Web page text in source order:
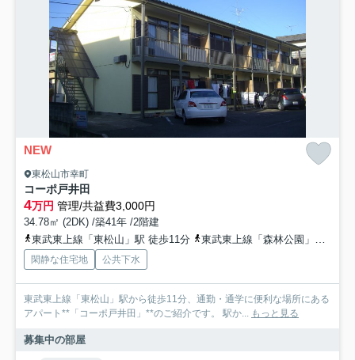
NEW
東松山市幸町
コーポ戸井田
4万円 管理/共益費3,000円
34.78㎡ (2DK) /築41年 /2階建
東武東上線「東松山」駅 徒歩11分
東武東上線「森林公園」駅 徒歩40分
閑静な住宅地 公共下水
東武東上線「東松山」駅から徒歩11分、通勤・通学に便利な場所にある
アパート**「コーポ戸井田」**のご紹介です。 駅か... もっと見る
募集中の部屋